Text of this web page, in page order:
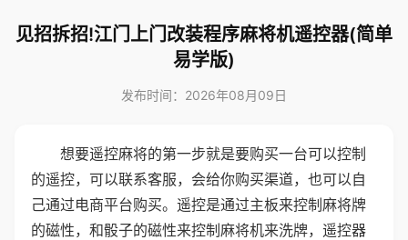
见招拆招!江门上门改装程序麻将机遥控器(简单
易学版)
发布时间：2026年08月09日
想要遥控麻将的第一步就是要购买一台可以控制
的遥控，可以联系客服，会给你购买渠道，也可以自
己通过电商平台购买。遥控是通过主板来控制麻将牌
的磁性，和骰子的磁性来控制麻将机来洗牌，遥控器